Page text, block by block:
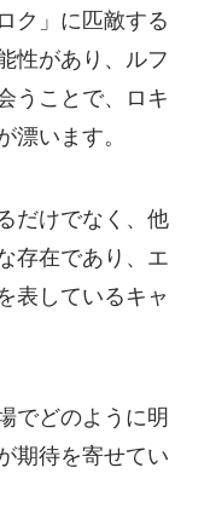
ク」に匹敵する
性があり、ルフ
うことで、ロキ
漂います。
だけでなく、他
存在であり、エ
表しているキャ
でどのように明
期待を寄せてい